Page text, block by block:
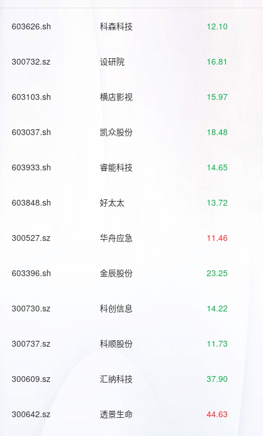
603626.sh 科森科技 12.10
300732.sz 设研院 16.81
603103.sh 横店影视 15.97
603037.sh 凯众股份 18.48
603933.sh 睿能科技 14.65
603848.sh 好太太 13.72
300527.sz 华舟应急 11.46
603396.sh 金辰股份 23.25
300730.sz 科创信息 14.22
300737.sz 科顺股份 11.73
300609.sz 汇纳科技 37.90
300642.sz 透景生命 44.63